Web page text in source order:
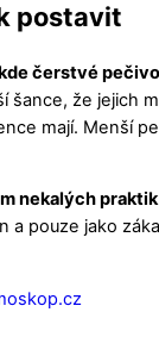
postavit
čerstvé
šance, že jejich
mají. Menší
nekalých praktik
a pouze jako